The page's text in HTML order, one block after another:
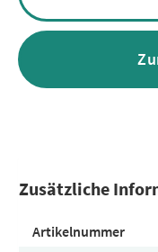
Zusätzliche
Artikelnummer